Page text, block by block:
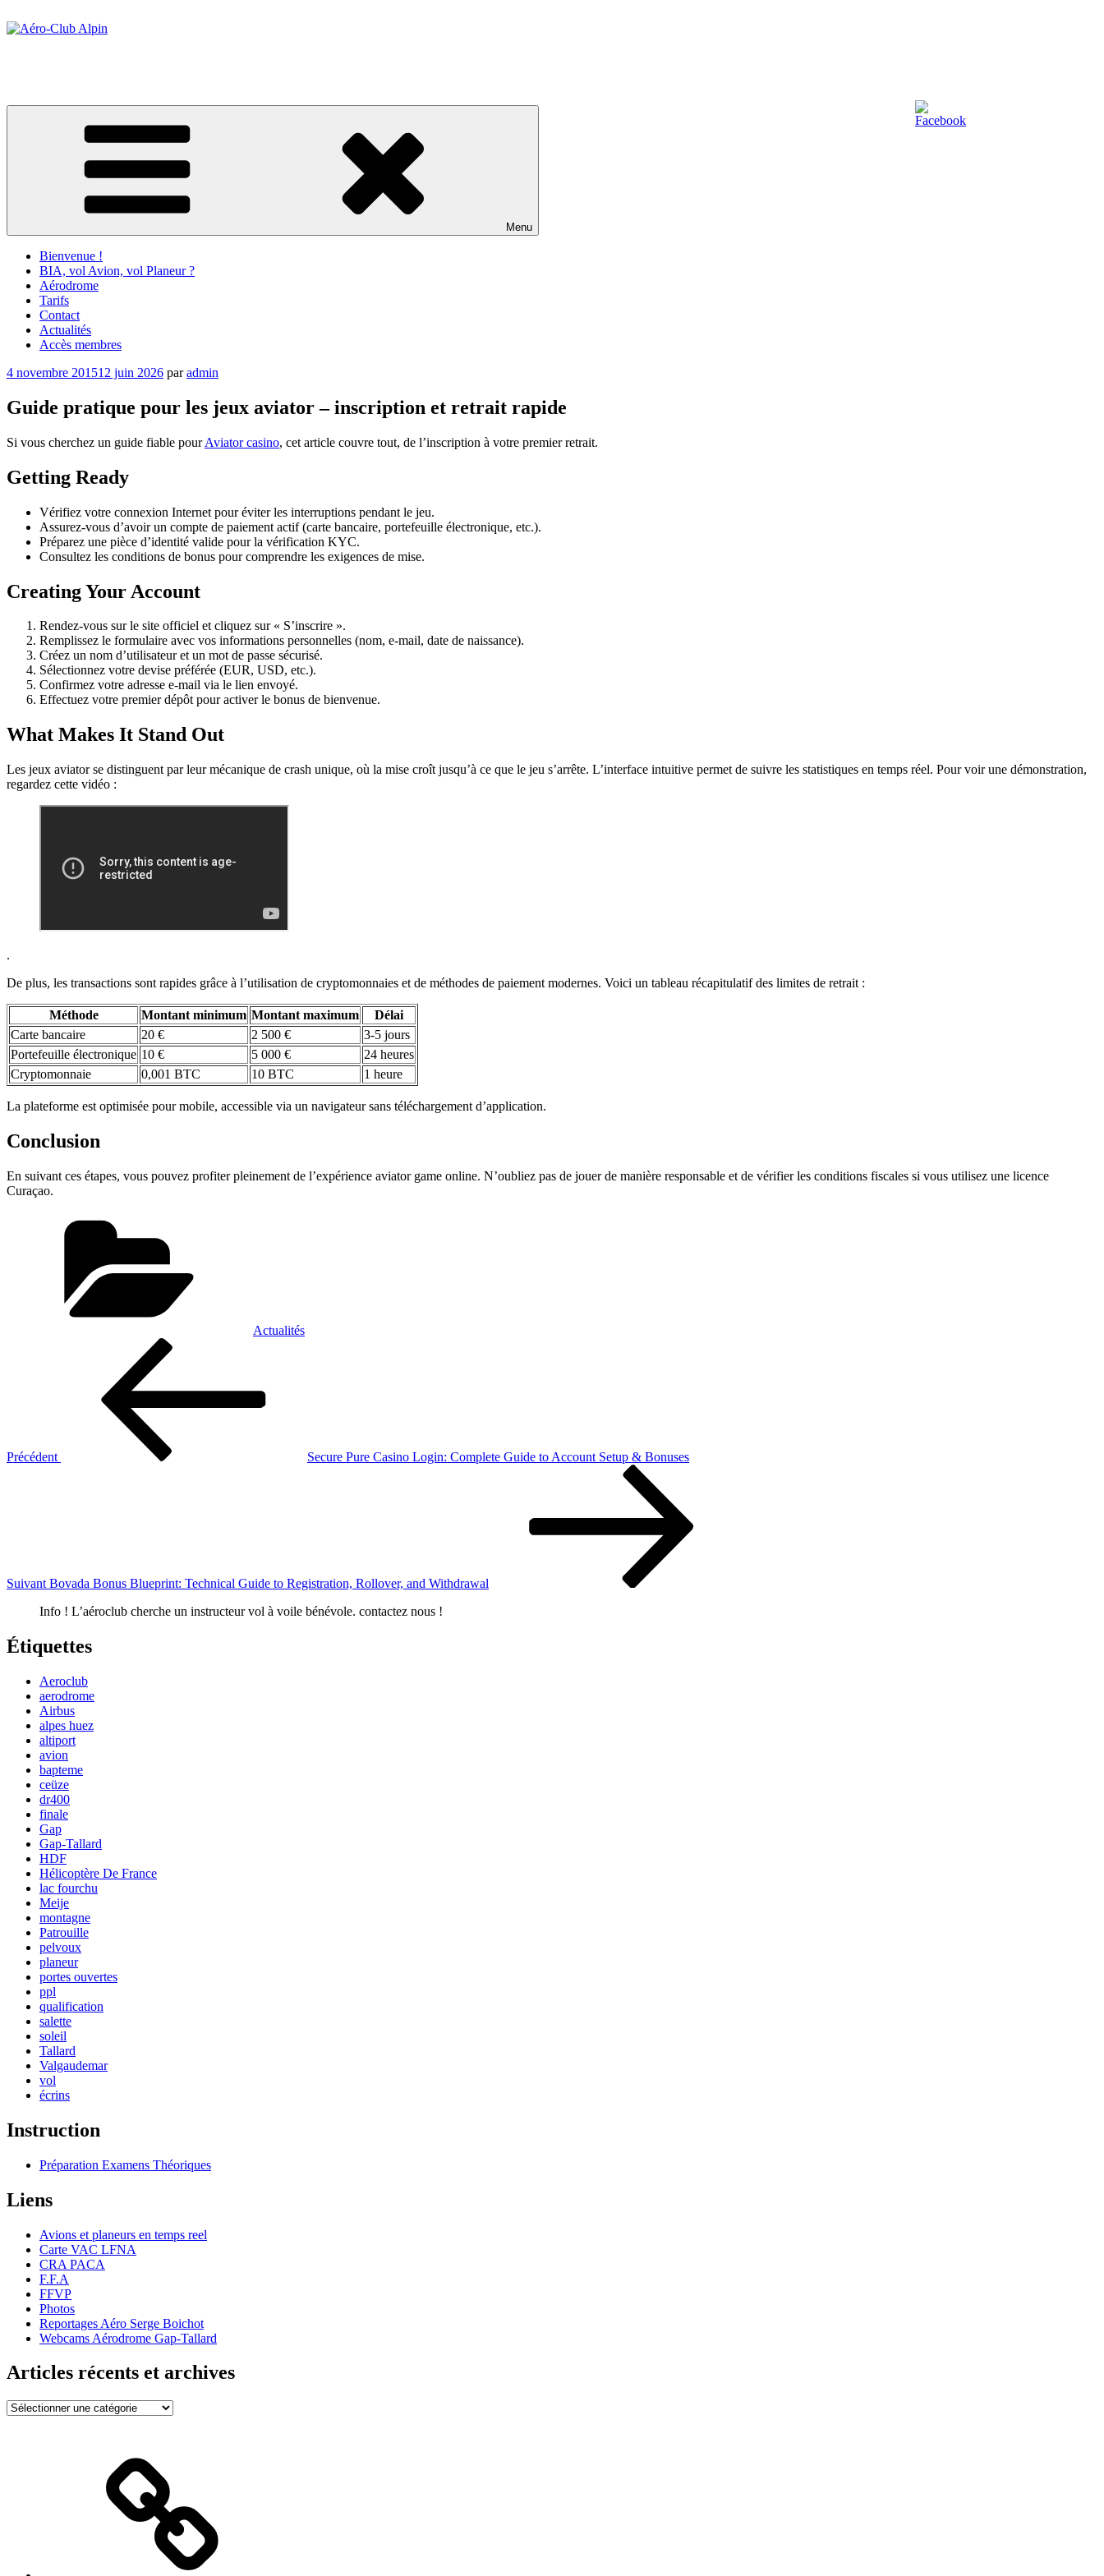
au
Menu
Bienvenue !
BIA, vol Avion, vol Planeur ?
Aérodrome
Tarifs
Contact
Actualités
Accès membres
Publié
4 novembre 201512 juin 2026 paradmin
Guide pratique pour les jeux aviator – inscription et retrait rapide
Si vous cherchez un guide fiable pourAviator casino, cet article couvre tout, de l’inscription à votre premier retrait.
Getting Ready
Vérifiez votre connexion Internet pour éviter les interruptions pendant le jeu.
Assurez-vous d’avoir un compte de paiement actif (carte bancaire, portefeuille électronique, etc.).
Préparez une pièce d’identité valide pour la vérification KYC.
Consultez les conditions de bonus pour comprendre les exigences de mise.
Creating Your Account
Rendez-vous sur le site officiel et cliquez sur « S’inscrire ».
Remplissez le formulaire avec vos informations personnelles (nom, e-mail, date de naissance).
Créez un nom d’utilisateur et un mot de passe sécurisé.
Sélectionnez votre devise préférée (EUR, USD, etc.).
Confirmez votre adresse e-mail via le lien envoyé.
Effectuez votre premier dépôt pour activer le bonus de bienvenue.
What Makes It Stand Out
Les jeux aviator se distinguent par leur mécanique de crash unique, où la mise croît jusqu’à ce que le jeu s’arrête. L’interface intuitive permet de suivre les statistiques en temps réel. Pour voir une démonstration,
regardez cette vidéo :
.
De plus, les transactions sont rapides grâce à l’utilisation de cryptomonnaies et de méthodes de paiement modernes. Voici un tableau récapitulatif des limites de retrait :
Méthode Montant minimum Montant maximum
Délai
Carte bancaire
20 € 2 500 €
3-5 jours
Portefeuille électronique 10 € 5 000 €
24 heures
Cryptomonnaie
0,001 BTC 10 BTC 1 heure
La plateforme est optimisée pour mobile, accessible via un navigateur sans téléchargement d’application.
Conclusion
En suivant ces étapes, vous pouvez profiter pleinement de l’expérience aviator game online. N’oubliez pas de jouer de manière responsable et de vérifier les conditions fiscales si vous utilisez une licence
Curaçao.
Actualités
Précédent
Secure Pure Casino Login: Complete Guide to Account Setup & Bonuses
Suivant Bovada Bonus Blueprint: Technical Guide to Registration, Rollover, and Withdrawal
Info ! L’aéroclub cherche un instructeur vol à voile bénévole. contactez nous !
Étiquettes
Aeroclub
aerodrome
Airbus
alpes huez
altiport
avion
bapteme
ceüze
dr400
finale
Gap
Gap-Tallard
HDF
Hélicoptère De France
lac fourchu
Meije
montagne
Patrouille
pelvoux
planeur
portes ouvertes
ppl
qualification
salette
soleil
Tallard
Valgaudemar
vol
écrins
Instruction
Préparation Examens Théoriques
Liens
Avions et planeurs en temps reel
Carte VAC LFNA
CRA PACA
F.F.A
FFVP
Photos
Reportages Aéro Serge Boichot
Webcams Aérodrome Gap-Tallard
Articles récents et archives
Articles